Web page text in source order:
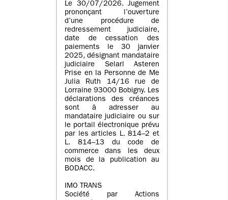
Le 30/07/2026. Jugement
prononçant l’ouverture
d’une procédure de
redressement judiciaire,
date de cessation des
paiements le 30 janvier
2025, désignant mandataire
judiciaire Selarl Asteren
Prise en la Personne de Me
Julia Ruth 14/16 rue de
Lorraine 93000 Bobigny. Les
déclarations des créances
sont à adresser au
mandataire judiciaire ou sur
le portail électronique prévu
par les articles L. 814–2 et
L. 814–13 du code de
commerce dans les deux
mois de la publication au
BODACC.
IMO TRANS
Société par Actions